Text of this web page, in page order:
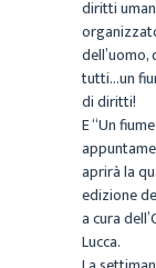
diritti
tutti…un
di diritti!
E “Un
aprirà la
edizione
a cura
Lucca.